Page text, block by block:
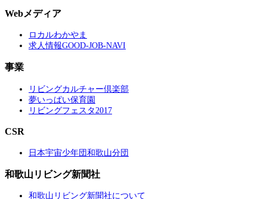
Webメディア
ロカルわかやま
求人情報GOOD-JOB-NAVI
事業
リビングカルチャー倶楽部
夢いっぱい保育園
リビングフェスタ2017
CSR
日本宇宙少年団和歌山分団
和歌山リビング新聞社
和歌山リビング新聞社について